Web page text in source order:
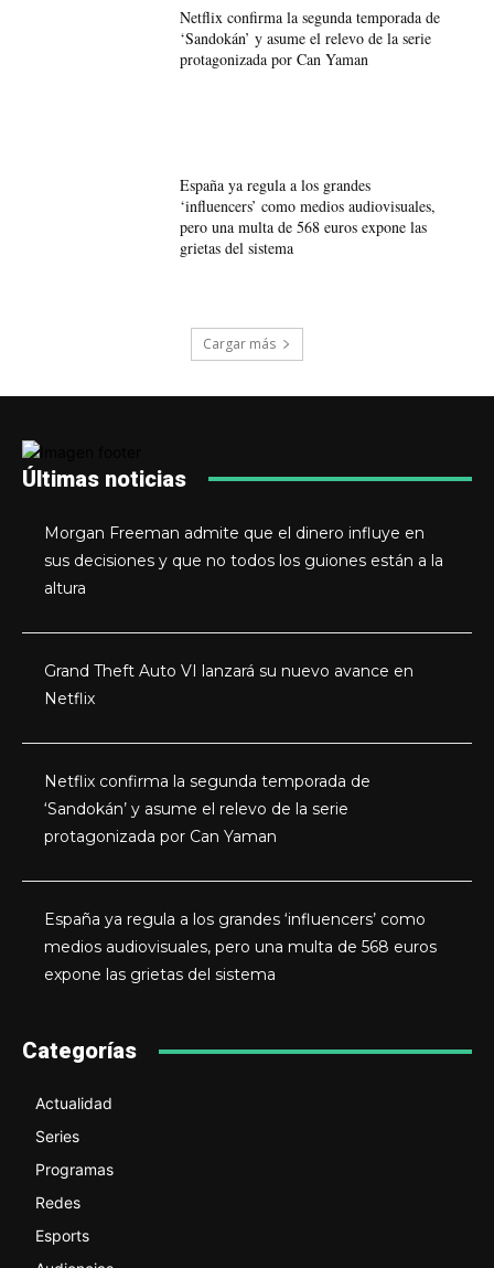
Netflix confirma la segunda temporada de
‘Sandokán’ y asume el relevo de la serie
protagonizada por Can Yaman
España ya regula a los grandes
‘influencers’ como medios audiovisuales,
pero una multa de 568 euros expone las
grietas del sistema
Cargar más
Últimas noticias
Morgan Freeman admite que el dinero influye en
sus decisiones y que no todos los guiones están a la
altura
Grand Theft Auto VI lanzará su nuevo avance en
Netflix
Netflix confirma la segunda temporada de
‘Sandokán’ y asume el relevo de la serie
protagonizada por Can Yaman
España ya regula a los grandes ‘influencers’ como
medios audiovisuales, pero una multa de 568 euros
expone las grietas del sistema
Categorías
Actualidad
Series
Programas
Redes
Esports